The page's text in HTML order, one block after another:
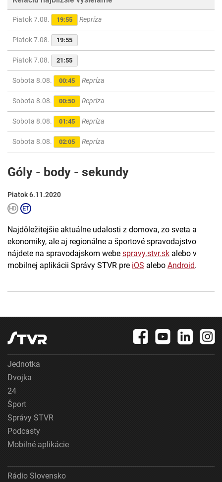
Piatok 7.08. 19:55 Repríza
Piatok 7.08. 19:55
Piatok 7.08. 21:55
Sobota 8.08. 00:45 Repríza
Sobota 8.08. 00:50 Repríza
Sobota 8.08. 01:45 Repríza
Sobota 8.08. 02:05 Repríza
Góly - body - sekundy
Piatok 6.11.2020
Najdôležitejšie aktuálne udalosti z domova, zo sveta a
ekonomiky, ale aj regionálne a športové spravodajstvo
nájdete na spravodajskom webe spravy.stvr.sk alebo v
mobilnej aplikácii Správy STVR pre iOS alebo Android.
Jednotka
Dvojka
24
Šport
Správy STVR
Podcasty
Mobilné aplikácie
Rádio Slovensko